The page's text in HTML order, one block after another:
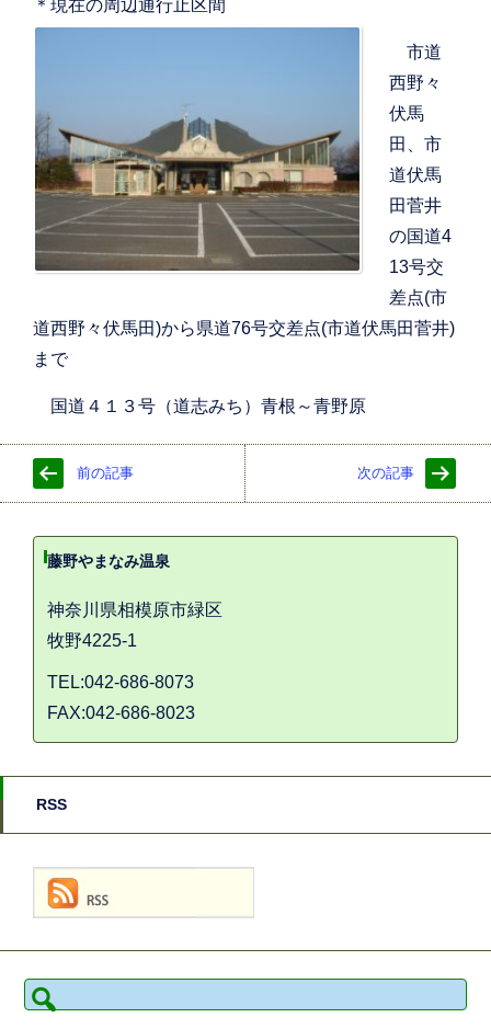
＊現在の周辺通行止区間
市道
西野々
伏馬
田、市
道伏馬
田菅井
の国道4
13号交
差点(市
道西野々伏馬田)から県道76号交差点(市道伏馬田菅井)
まで
国道４１３号（道志みち）青根～青野原
前の記事 次の記事
藤野やまなみ温泉
神奈川県相模原市緑区
牧野4225-1
TEL:042-686-8073
FAX:042-686-8023
RSS
検
索: